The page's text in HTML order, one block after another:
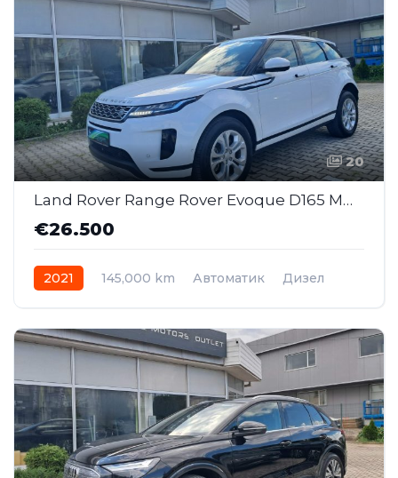
20
Land Rover Range Rover Evoque D165 MHEV S AWD AT (SAJ032)
€26.500
2021 145,000 km Автоматик Дизел